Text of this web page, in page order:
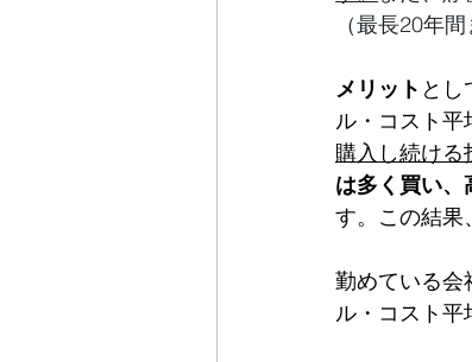
（最長20年間
メリット とし
ル・コスト平
購入し続ける
は多く買い
す。この結果
勤めている会
ル・コスト平